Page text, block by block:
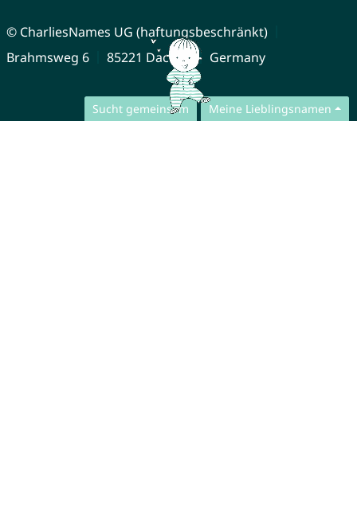
Sucht gemeinsam Meine Lieblingsnamen
© CharliesNames UG (haftungsbeschränkt)
Brahmsweg 6
85221 Dachau Germany